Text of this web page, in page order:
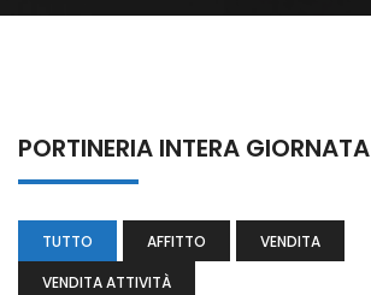
PORTINERIA INTERA GIORNATA
TUTTO AFFITTO
VENDITA
VENDITA ATTIVITÀ